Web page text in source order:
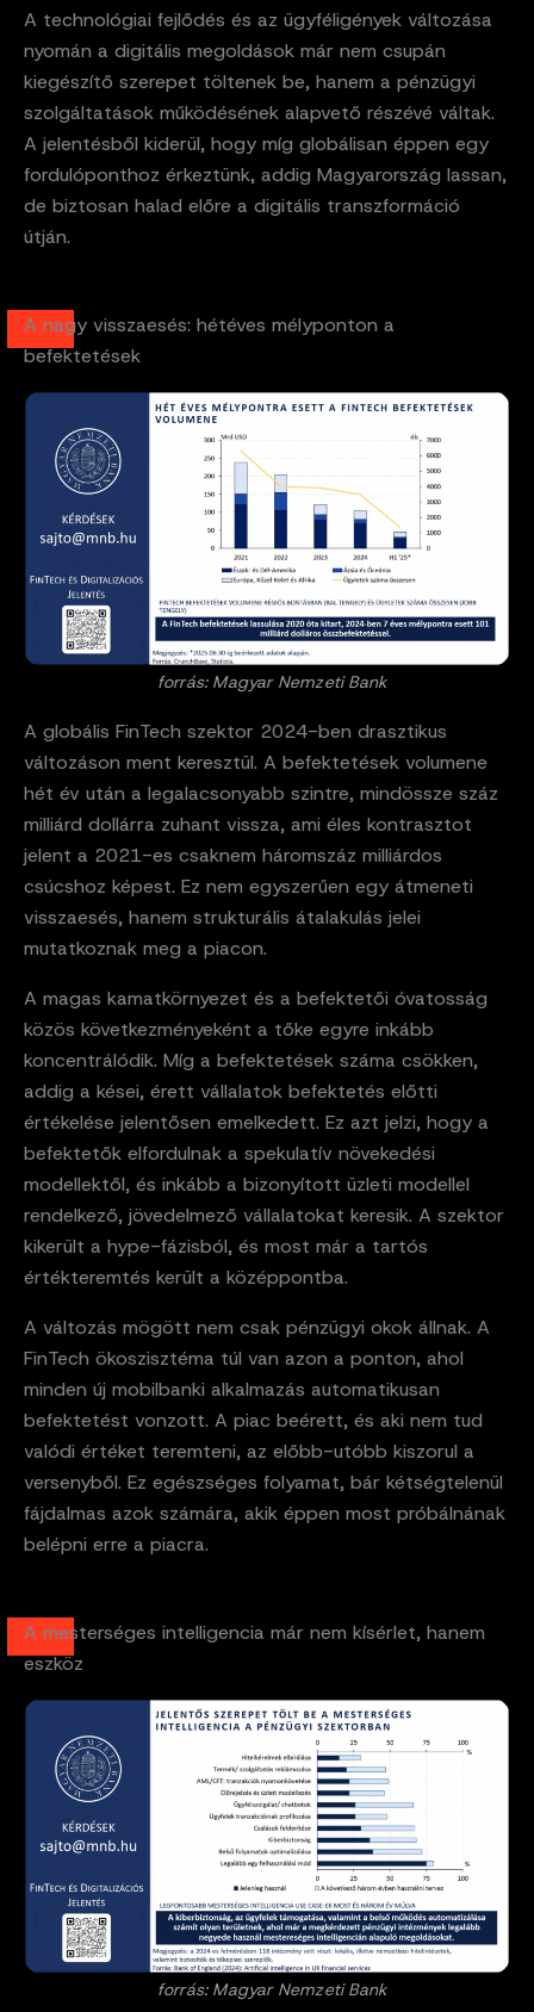
A technológiai fejlődés és az ügyféligények változása
nyomán a digitális megoldások már nem csupán
kiegészítő szerepet töltenek be, hanem a pénzügyi
szolgáltatások működésének alapvető részévé váltak.
A jelentésből kiderül, hogy míg globálisan éppen egy
fordulóponthoz érkeztünk, addig Magyarország lassan,
de biztosan halad előre a digitális transzformáció
útján.
A nagy visszaesés: hétéves mélyponton a
befektetések
forrás: Magyar Nemzeti Bank
A globális FinTech szektor 2024-ben drasztikus
változáson ment keresztül. A befektetések volumene
hét év után a legalacsonyabb szintre, mindössze száz
milliárd dollárra zuhant vissza, ami éles kontrasztot
jelent a 2021-es csaknem háromszáz milliárdos
csúcshoz képest. Ez nem egyszerűen egy átmeneti
visszaesés, hanem strukturális átalakulás jelei
mutatkoznak meg a piacon.
A magas kamatkörnyezet és a befektetői óvatosság
közös következményeként a tőke egyre inkább
koncentrálódik. Míg a befektetések száma csökken,
addig a kései, érett vállalatok befektetés előtti
értékelése jelentősen emelkedett. Ez azt jelzi, hogy a
befektetők elfordulnak a spekulatív növekedési
modellektől, és inkább a bizonyított üzleti modellel
rendelkező, jövedelmező vállalatokat keresik. A szektor
kikerült a hype-fázisból, és most már a tartós
értékteremtés került a középpontba.
A változás mögött nem csak pénzügyi okok állnak. A
FinTech ökoszisztéma túl van azon a ponton, ahol
minden új mobilbanki alkalmazás automatikusan
befektetést vonzott. A piac beérett, és aki nem tud
valódi értéket teremteni, az előbb-utóbb kiszorul a
versenyből. Ez egészséges folyamat, bár kétségtelenül
fájdalmas azok számára, akik éppen most próbálnának
belépni erre a piacra.
A mesterséges intelligencia már nem kísérlet, hanem
eszköz
forrás: Magyar Nemzeti Bank